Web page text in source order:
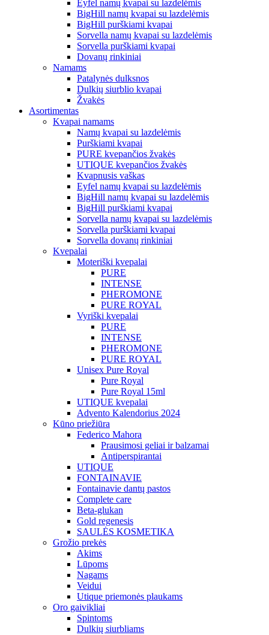
Eyfel namų kvapai su lazdelėmis
BigHill namų kvapai su lazdelėmis
BigHill purškiami kvapai
Sorvella namų kvapai su lazdelėmis
Sorvella purškiami kvapai
Dovanų rinkiniai
Namams
Patalynės dulksnos
Dulkių siurblio kvapai
Žvakės
Asortimentas
Kvapai namams
Namų kvapai su lazdelėmis
Purškiami kvapai
PURE kvepančios žvakės
UTIQUE kvepančios žvakės
Kvapnusis vaškas
Eyfel namų kvapai su lazdelėmis
BigHill namų kvapai su lazdelėmis
BigHill purškiami kvapai
Sorvella namų kvapai su lazdelėmis
Sorvella purškiami kvapai
Sorvella dovanų rinkiniai
Kvepalai
Moteriški kvepalai
PURE
INTENSE
PHEROMONE
PURE ROYAL
Vyriški kvepalai
PURE
INTENSE
PHEROMONE
PURE ROYAL
Unisex Pure Royal
Pure Royal
Pure Royal 15ml
UTIQUE kvepalai
Advento Kalendorius 2024
Kūno priežiūra
Federico Mahora
Prausimosi geliai ir balzamai
Antiperspirantai
UTIQUE
FONTAINAVIE
Fontainavie dantų pastos
Complete care
Beta-glukan
Gold regenesis
SAULĖS KOSMETIKA
Grožio prekės
Akims
Lūpoms
Nagams
Veidui
Utique priemonės plaukams
Oro gaivikliai
Spintoms
Dulkių siurbliams